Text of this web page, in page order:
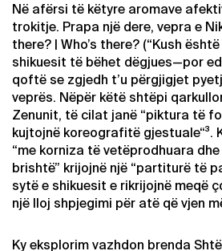
Në afërsi të këtyre aromave
trokitje. Prapa një dere, vepra e
there? | Who’s there? (“Kush
shikuesit të bëhet dëgjues—por
qoftë se zgjedh t’u përgjigjet
veprës. Nëpër këtë shtëpi
Zenunit, të cilat janë “piktura të
kujtojnë koreografitë gjestuale“³.
“me korniza të vetëprodhuara
brishtë” krijojnë një “partiturë të
sytë e shikuesit e rikrijojnë meqë
një lloj shpjegimi për atë që vjen
Ky eksplorim vazhdon brenda